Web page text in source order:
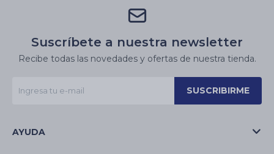
Suscríbete a nuestra newsletter
Recibe todas las novedades y ofertas de nuestra tienda.
SUSCRIBIRME
AYUDA